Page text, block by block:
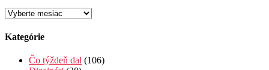
Archív
Kategórie
Čo týždeň dal (106)